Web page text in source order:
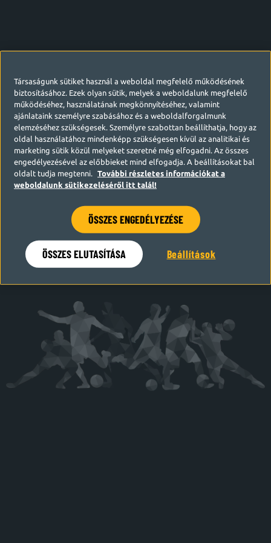
Hamarosan visszatérünk
Társaságunk sütiket használ a weboldal megfelelő működésének
biztosításához. Ezek olyan sütik, melyek a weboldalunk megfelelő
működéséhez, használatának megkönnyítéséhez, valamint
ajánlataink személyre szabásához és a weboldalforgalmunk
elemzéséhez szükségesek. Személyre szabottan beállíthatja, hogy az
oldal használatához mindenképp szükségesen kívül az analitikai és
marketing sütik közül melyeket szeretné még elfogadni. Az összes
engedélyezésével az előbbieket mind elfogadja. A beállításokat bal
oldalt tudja megtenni.
További részletes információkat a
weboldalunk sütikezeléséről itt talál!
ÖSSZES ENGEDÉLYEZÉSE
ÖSSZES ELUTASÍTÁSA Beállítások